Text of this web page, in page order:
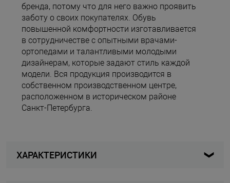
бренда, потому что для него важно проявить
заботу о своих покупателях. Обувь
повышенной комфортности изготавливается
в сотрудничестве с опытными врачами-
ортопедами и талантливыми молодыми
дизайнерам, которые задают стиль каждой
модели. Вся продукция производится в
собственном производственном центре,
расположенном в историческом районе
Санкт-Петербурга.
ХАРАКТЕРИСТИКИ